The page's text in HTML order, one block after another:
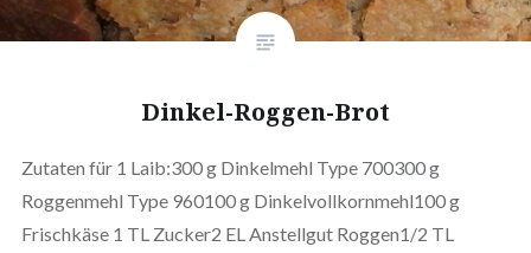
Dinkel-Roggen-Brot
Zutaten für 1 Laib:300 g Dinkelmehl Type 700300 g
Roggenmehl Type 960100 g Dinkelvollkornmehl100 g
Frischkäse 1 TL Zucker2 EL Anstellgut Roggen1/2 TL